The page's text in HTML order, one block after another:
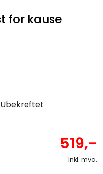
for kause
Ubekreftet
519,-
inkl. mva.